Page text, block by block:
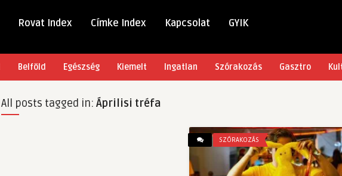
Rovat Index Címke Index Kapcsolat GYIK
Belföld Egészség Kiemelt Ingatlan Szórakozás Gasztro
All posts tagged in: Áprilisi tréfa
SZÓRAKOZÁS